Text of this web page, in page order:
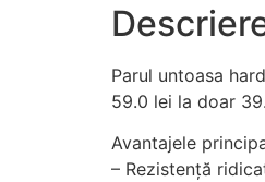
Parul untoasa
59.0 lei la doar
Avantajele
– Rezistență